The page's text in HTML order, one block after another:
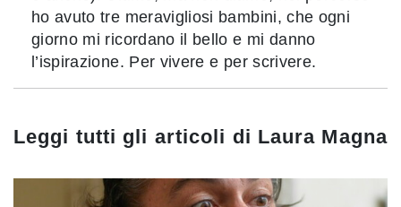
ho avuto tre meravigliosi bambini, che ogni
giorno mi ricordano il bello e mi danno
l’ispirazione. Per vivere e per scrivere.
Leggi tutti gli articoli di Laura Magna